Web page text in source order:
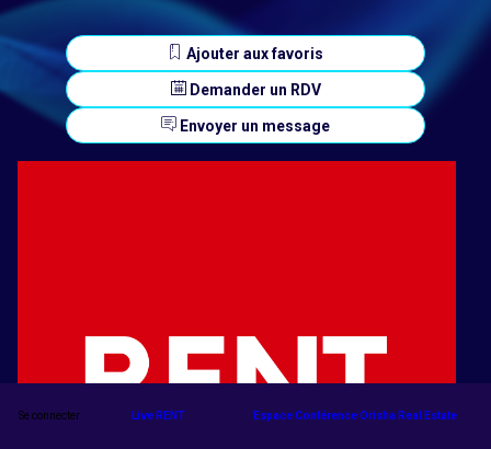
Ajouter aux favoris
Demander un RDV
Envoyer un message
Se connecter Live RENT Espace Conférence Orisha Real Estate